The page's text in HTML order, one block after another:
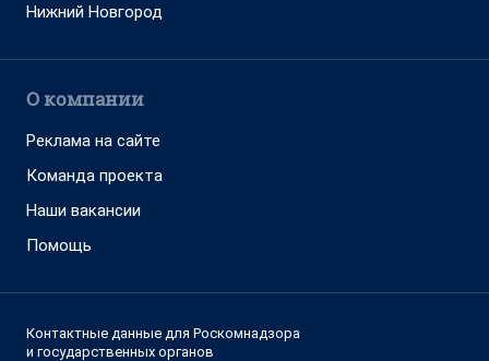
Нижний Новгород
О компании
Реклама на сайте
Команда проекта
Наши вакансии
Помощь
Контактные данные для Роскомнадзора
и государственных органов